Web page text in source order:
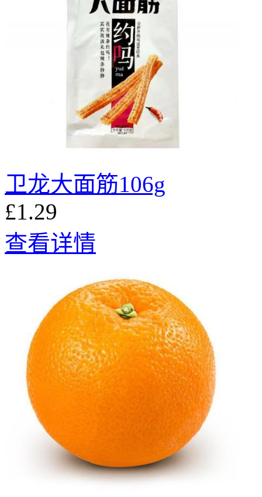
卫龙大面筋106g
£1.29
查看详情